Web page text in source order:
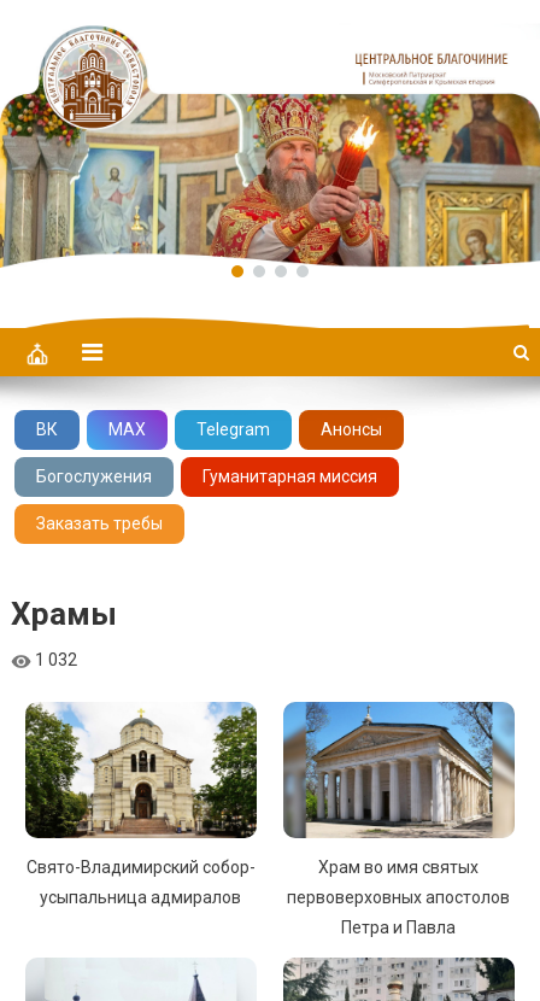
Центральное Благочиние
ВК MAX Telegram Анонсы
Богослужения Гуманитарная миссия
Заказать требы
Храмы
1 032
Свято-Владимирский собор-
усыпальница адмиралов
Храм во имя святых
первоверховных апостолов
Петра и Павла